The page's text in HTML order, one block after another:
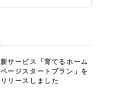
新サービス「育てるホーム
ページスタートプラン」を
リリースしました